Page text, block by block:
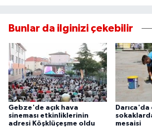
Bunlar da ilginizi çekebilir
Gebze'de açık hava
sineması etkinliklerinin
adresi Köşklüçeşme oldu
mesaisi